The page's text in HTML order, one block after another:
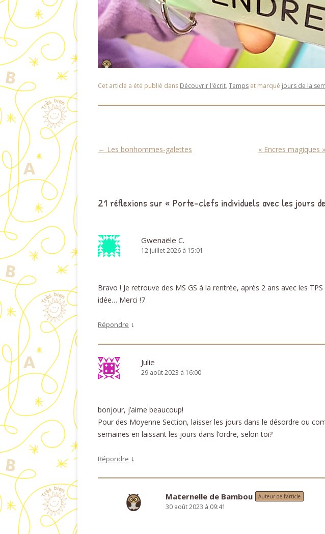
Cet article a été publié dans Découvrir l'écrit, Temps et marqué jours de la
Navigation des articles
← Les bonhommes-galettes
« Encres magiques
21 réflexions sur « Porte-clefs individuels avec les jours
Gwenaële C.
12 juillet 2026 à 15:01
Bravo ! Je retrouve des MS GS à la rentrée, après 2 ans avec les
idée… Merci !7
Répondre ↓
Julie
29 août 2023 à 16:00
bonjour, j’aime beaucoup!
Pour des Moyenne Section, laisser les jours dans le désordre ou
semaines en laissant les jours dans l’ordre, selon toi?
Répondre ↓
Maternelle de Bambou Auteur de l’article
30 août 2023 à 09:41